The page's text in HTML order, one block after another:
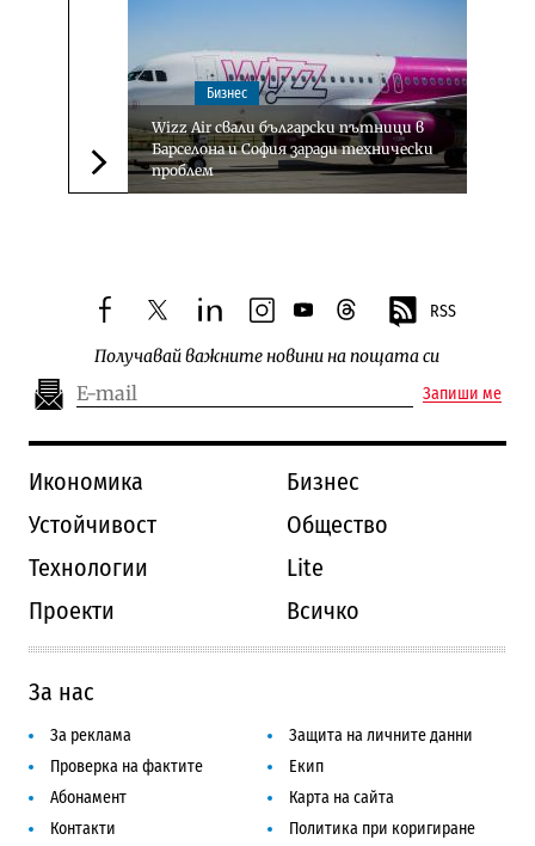
Следваща новина
Бизнес
Wizz Air свали български пътници в
Барселона и София заради технически
проблем
facebooktwitterlinkedininstagram
youtubethreads RSS
Получавай важните новини на пощата си
Запиши ме
Икономика
Бизнес
Устойчивост
Общество
Технологии
Lite
Проекти
Всичко
За нас
За реклама
Защита на личните данни
Проверка на фактите
Екип
Абонамент
Карта на сайта
Контакти
Политика при коригиране